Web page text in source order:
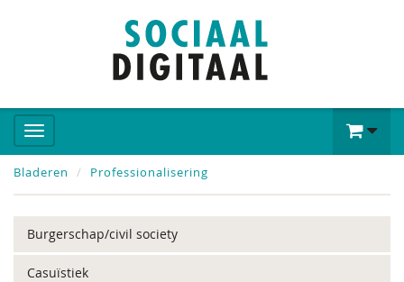
Bladeren Professionalisering
Burgerschap/civil society
Casuïstiek